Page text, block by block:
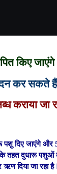
किए जाएंगे
कर सकते
कराया जा
पशु दिए जाएंगे
के तहत दुधारू
दिया जा रहा